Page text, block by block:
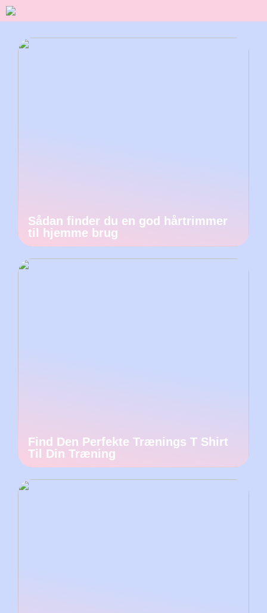
Sådan finder du en god hårtrimmer
til hjemme brug
Find Den Perfekte Trænings T Shirt
Til Din Træning